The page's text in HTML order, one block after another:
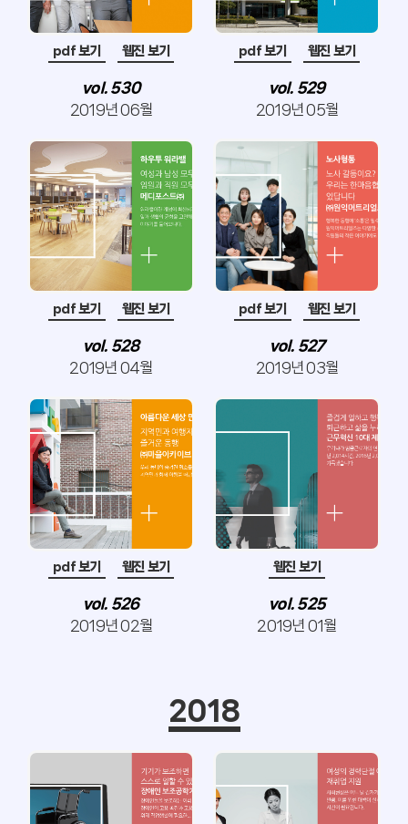
pdf 보기 웹진 보기
vol. 530
2019년 06월
pdf 보기 웹진 보기
vol. 529
2019년 05월
pdf 보기 웹진 보기
vol. 528
2019년 04월
pdf 보기 웹진 보기
vol. 527
2019년 03월
pdf 보기 웹진 보기
vol. 526
2019년 02월
웹진 보기
vol. 525
2019년 01월
2018